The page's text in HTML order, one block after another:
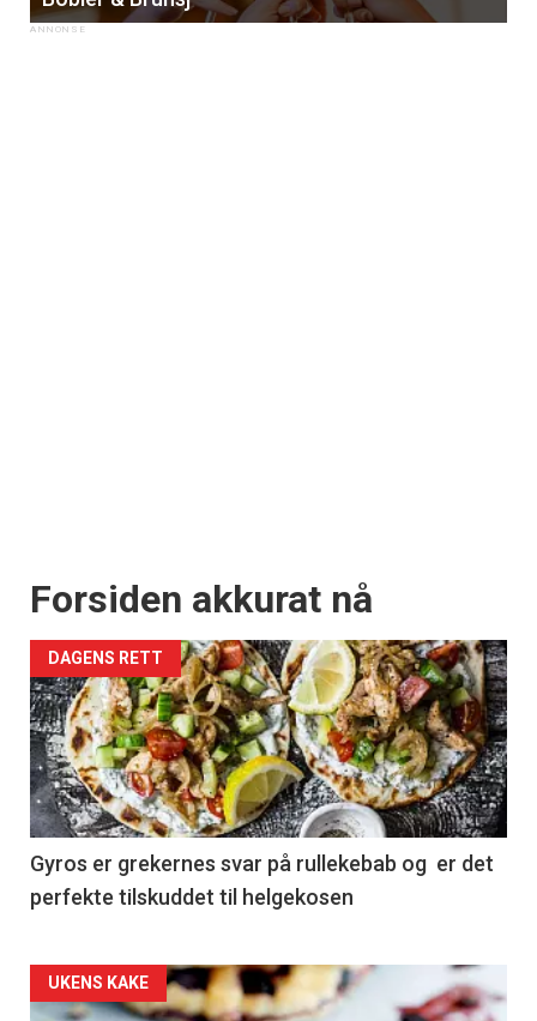
Forsiden akkurat nå
DAGENS RETT
Gyros er grekernes svar på rullekebab og er det
perfekte tilskuddet til helgekosen
Forsiden
UKENS KAKE